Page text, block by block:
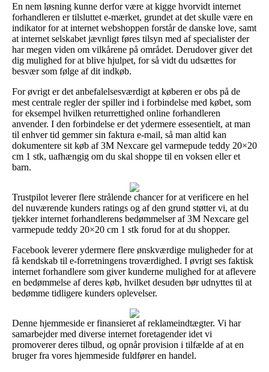
En nem løsning kunne derfor være at kigge hvorvidt internet
forhandleren er tilsluttet e-mærket, grundet at det skulle være en
indikator for at internet webshoppen forstår de danske love, samt
at internet selskabet jævnligt føres tilsyn med af specialister der
har megen viden om vilkårene på området. Derudover giver det
dig mulighed for at blive hjulpet, for så vidt du udsættes for
besvær som følge af dit indkøb.
For øvrigt er det anbefalelsesværdigt at køberen er obs på de
mest centrale regler der spiller ind i forbindelse med købet, som
for eksempel hvilken returrettighed online forhandleren
anvender. I den forbindelse er det ydermere essesentielt, at man
til enhver tid gemmer sin faktura e-mail, så man altid kan
dokumentere sit køb af 3M Nexcare gel varmepude teddy 20×20
cm 1 stk, uafhængig om du skal shoppe til en voksen eller et
barn.
Trustpilot leverer flere strålende chancer for at verificere en hel
del nuværende kunders ratings og af den grund støtter vi, at du
tjekker internet forhandlerens bedømmelser af 3M Nexcare gel
varmepude teddy 20×20 cm 1 stk forud for at du shopper.
Facebook leverer ydermere flere ønskværdige muligheder for at
få kendskab til e-forretningens troværdighed. I øvrigt ses faktisk
internet forhandlere som giver kunderne mulighed for at aflevere
en bedømmelse af deres køb, hvilket desuden bør udnyttes til at
bedømme tidligere kunders oplevelser.
Denne hjemmeside er finansieret af reklameindtægter. Vi har
samarbejder med diverse internet foretagender idet vi
promoverer deres tilbud, og opnår provision i tilfælde af at en
bruger fra vores hjemmeside fuldfører en handel.